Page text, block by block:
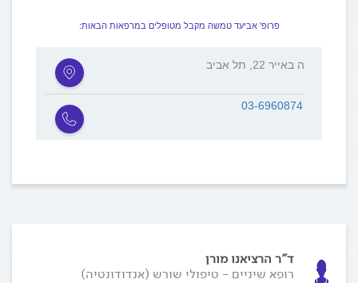
פרופ' אביעד טמשה מקבל מטופלים במרפאות הבאות:
ה באייר 22, תל אביב
03-6960874
ד"ר הרציאנו מורן
רופא שיניים - טיפולי שורש (אנדודונטיה)